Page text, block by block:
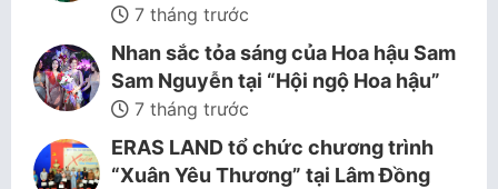
7 tháng trước
Nhan sắc tỏa sáng của Hoa hậu Sam
Sam Nguyễn tại “Hội ngộ Hoa hậu”
7 tháng trước
ERAS LAND tổ chức chương trình
“Xuân Yêu Thương” tại Lâm Đồng